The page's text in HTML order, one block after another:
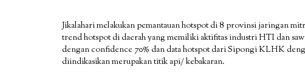
Jikalahari melakukan pemantauan hotspot di 8 provinsi jaringan
trend hotspot di daerah yang memiliki aktifitas industri HTI dan
dengan confidence 70% dan data hotspot dari Sipongi KLHK
diindikasikan merupakan titik api/ kebakaran.